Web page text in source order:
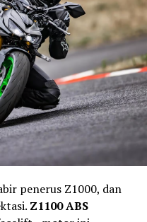
penerus Z1000, dan
Z1100 ABS